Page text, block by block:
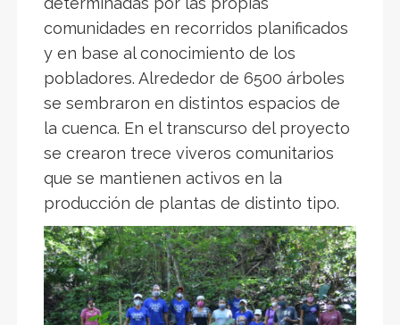
comunidades en recorridos planificados
y en base al conocimiento de los
pobladores. Alrededor de 6500 árboles
se sembraron en distintos espacios de
la cuenca. En el transcurso del proyecto
se crearon trece viveros comunitarios
que se mantienen activos en la
producción de plantas de distinto tipo.